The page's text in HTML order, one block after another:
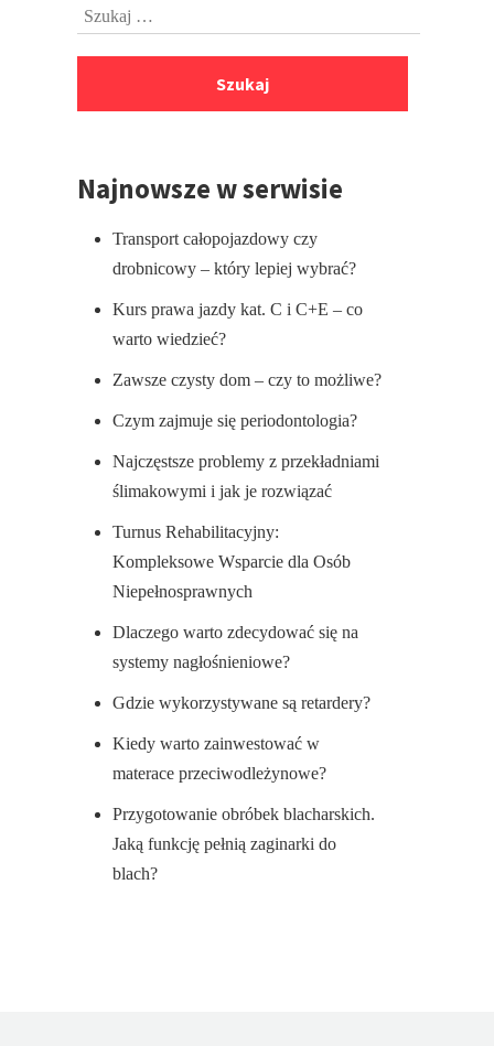
Szukaj:
Najnowsze w serwisie
Transport całopojazdowy czy
drobnicowy – który lepiej wybrać?
Kurs prawa jazdy kat. C i C+E – co
warto wiedzieć?
Zawsze czysty dom – czy to możliwe?
Czym zajmuje się periodontologia?
Najczęstsze problemy z przekładniami
ślimakowymi i jak je rozwiązać
Turnus Rehabilitacyjny:
Kompleksowe Wsparcie dla Osób
Niepełnosprawnych
Dlaczego warto zdecydować się na
systemy nagłośnieniowe?
Gdzie wykorzystywane są retardery?
Kiedy warto zainwestować w
materace przeciwodleżynowe?
Przygotowanie obróbek blacharskich.
Jaką funkcję pełnią zaginarki do
blach?